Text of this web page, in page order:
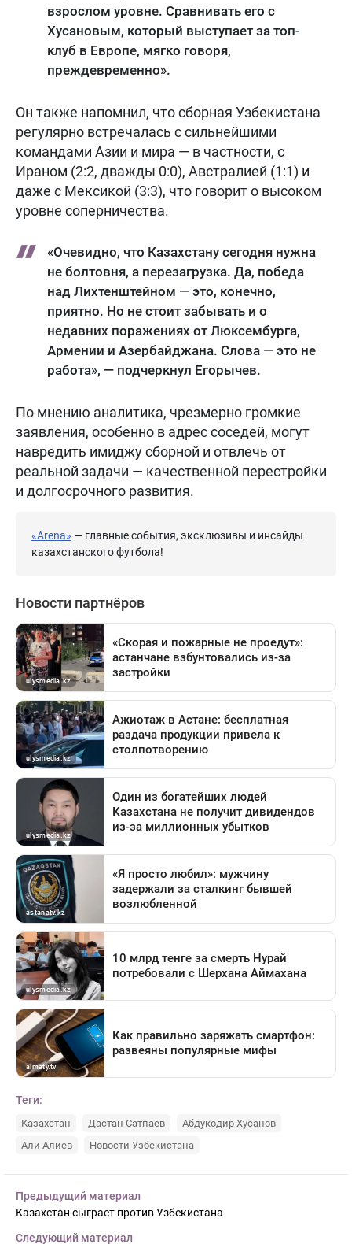
взрослом уровне. Сравнивать его с
Хусановым, который выступает за топ-
клуб в Европе, мягко говоря,
преждевременно».
Он также напомнил, что сборная Узбекистана
регулярно встречалась с сильнейшими
командами Азии и мира — в частности, с
Ираном (2:2, дважды 0:0), Австралией (1:1) и
даже с Мексикой (3:3), что говорит о высоком
уровне соперничества.
«Очевидно, что Казахстану сегодня нужна
не болтовня, а перезагрузка. Да, победа
над Лихтенштейном — это, конечно,
приятно. Но не стоит забывать и о
недавних поражениях от Люксембурга,
Армении и Азербайджана. Слова — это не
работа», — подчеркнул Егорычев.
По мнению аналитика, чрезмерно громкие
заявления, особенно в адрес соседей, могут
навредить имиджу сборной и отвлечь от
реальной задачи — качественной перестройки
и долгосрочного развития.
«Arena» — главные события, эксклюзивы и инсайды
казахстанского футбола!
Теги:
Казахстан Дастан Сатпаев
Абдукодир Хусанов
Али Алиев
Новости Узбекистана
Предыдущий материал
Казахстан сыграет против Узбекистана
Следующий материал